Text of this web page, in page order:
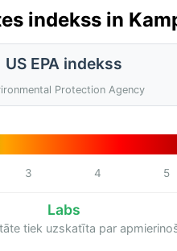
indekss in
US EPA indekss
Protection Agency
3 4 5
Labs
tiek uzskatīta par